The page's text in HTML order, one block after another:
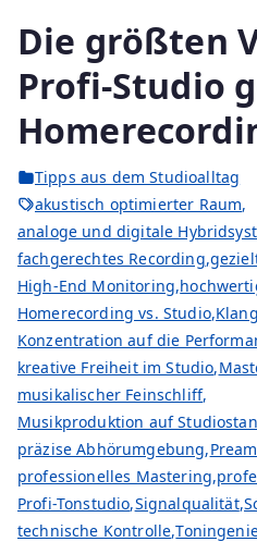
Die größten
Profi-Studio
Tipps aus dem Studioalltag
akustisch optimierter Raum,
analoge und digitale
fachgerechtes Recording,
High-End Monitoring,
Homerecording vs. Studio,
Konzentration auf die
kreative Freiheit im Studio,
musikalischer Feinschliff,
Musikproduktion auf
präzise Abhörumgebung,
professionelles Mastering,
Profi-Tonstudio,Signalqualität,
technische Kontrolle,